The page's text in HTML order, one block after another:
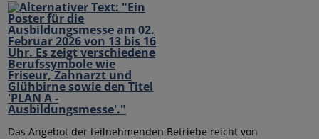
Das Angebot der teilnehmenden Betriebe reicht von